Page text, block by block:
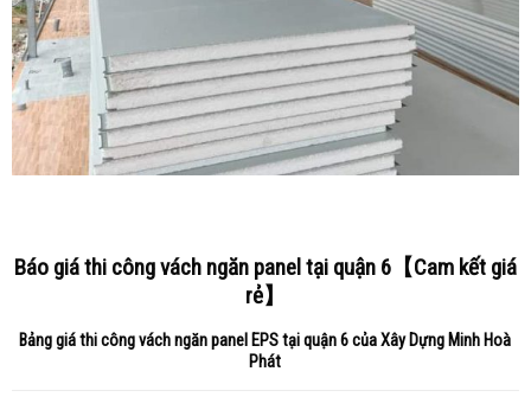
Báo giá thi công vách ngăn panel tại quận 6【Cam kết giá
rẻ】
Bảng giá thi công vách ngăn panel EPS tại quận 6 củaXây Dựng Minh Hoà
Phát